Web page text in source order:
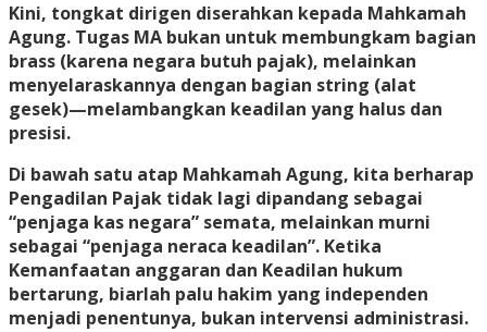
Kini, tongkat dirigen diserahkan kepada Mahkamah
Agung. Tugas MA bukan untuk membungkam bagian
brass (karena negara butuh pajak), melainkan
menyelaraskannya dengan bagian string (alat
gesek)—melambangkan keadilan yang halus dan
presisi.
Di bawah satu atap Mahkamah Agung, kita berharap
Pengadilan Pajak tidak lagi dipandang sebagai
“penjaga kas negara” semata, melainkan murni
sebagai “penjaga neraca keadilan”. Ketika
Kemanfaatan anggaran dan Keadilan hukum
bertarung, biarlah palu hakim yang independen
menjadi penentunya, bukan intervensi administrasi.